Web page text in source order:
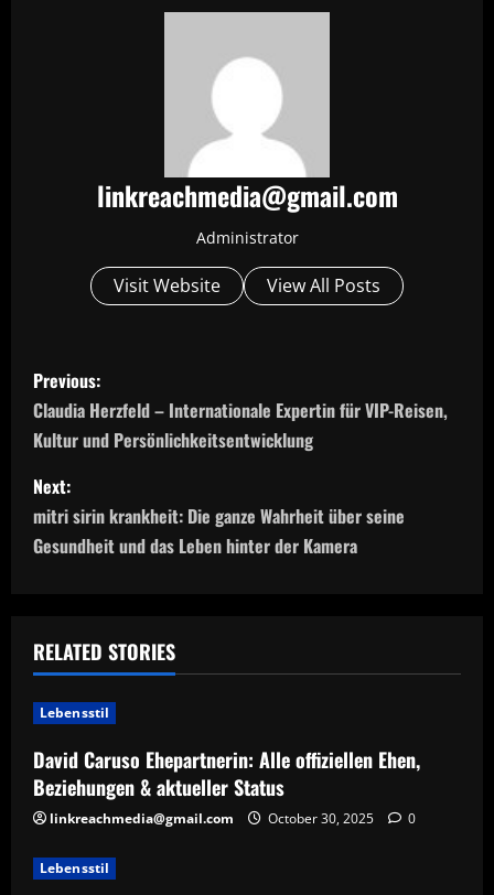
linkreachmedia@gmail.com
Administrator
Visit Website View All Posts
P
o
s
t
n
v
i
g
a
t
i
Previous:
Claudia Herzfeld – Internationale Expertin für VIP-Reisen,
Kultur und Persönlichkeitsentwicklung
Next:
mitri sirin krankheit: Die ganze Wahrheit über seine
Gesundheit und das Leben hinter der Kamera
RELATED STORIES
Lebensstil
David Caruso Ehepartnerin: Alle offiziellen Ehen,
Beziehungen & aktueller Status
linkreachmedia@gmail.com October 30, 2025 0
Lebensstil